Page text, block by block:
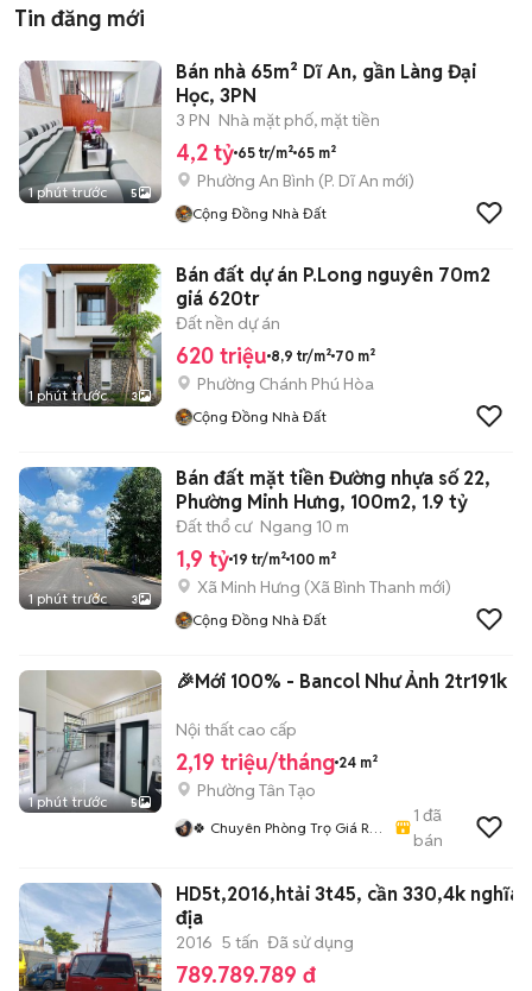
Tin đăng mới
1 phút trước 5
Bán nhà 65m² Dĩ An, gần Làng Đại
Học, 3PN
3 PN Nhà mặt phố, mặt tiền
4,2 tỷ 65 tr/m² 65 m²
Phường An Bình (P. Dĩ An mới)
Cộng Đồng Nhà Đất
1 phút trước 3
Bán đất dự án P.Long nguyên 70m2
giá 620tr
Đất nền dự án
620 triệu 8,9 tr/m² 70 m²
Phường Chánh Phú Hòa
Cộng Đồng Nhà Đất
1 phút trước 3
Bán đất mặt tiền Đường nhựa số 22,
Phường Minh Hưng, 100m2, 1.9 tỷ
Đất thổ cư Ngang 10 m
1,9 tỷ 19 tr/m² 100 m²
Xã Minh Hưng (Xã Bình Thanh mới)
Cộng Đồng Nhà Đất
1 phút trước 5
🎉Mới 100% - Bancol Như Ảnh 2tr191k
Nội thất cao cấp
2,19 triệu/tháng 24 m²
Phường Tân Tạo
🍀 Chuyên Phòng Trọ Giá Rẻ
1 đã
bán
HD5t,2016,htải 3t45, cần 330,4k nghĩa
địa
2016 5 tấn Đã sử dụng
789.789.789 đ